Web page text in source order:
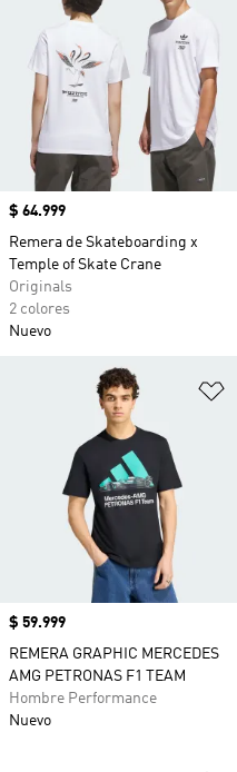
Precio
$ 64.999
Remera de Skateboarding x
Temple of Skate Crane
Originals
2 colores
Nuevo
Precio
$ 59.999
REMERA GRAPHIC MERCEDES
AMG PETRONAS F1 TEAM
Hombre Performance
Nuevo